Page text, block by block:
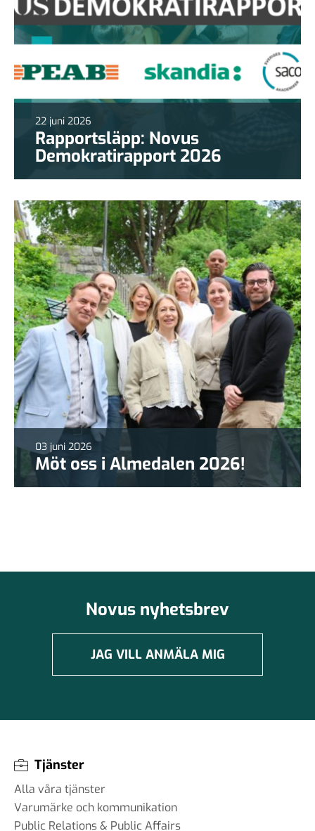
22 juni 2026
Rapportsläpp: Novus
Demokratirapport 2026
03 juni 2026
Möt oss i Almedalen 2026!
Novus nyhetsbrev
JAG VILL ANMÄLA MIG
Tjänster
Alla våra tjänster
Varumärke och kommunikation
Public Relations & Public Affairs